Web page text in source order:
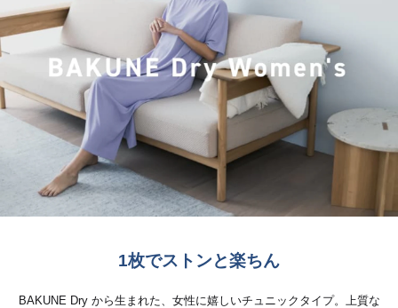
1枚でストンと楽ちん
BAKUNE Dry から生まれた、女性に嬉しいチュニックタイプ。上質な